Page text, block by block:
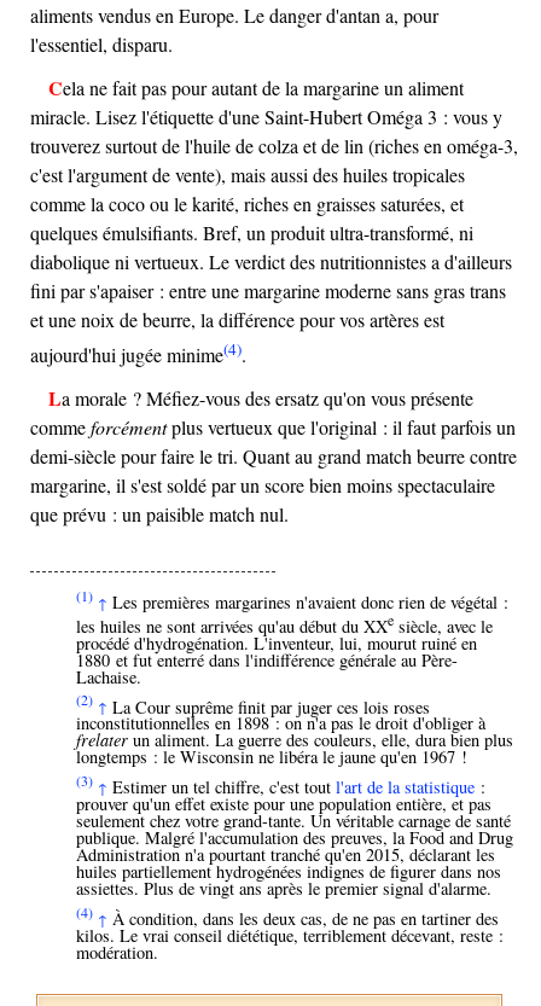
aliments vendus en Europe. Le danger d'antan a, pour
l'essentiel, disparu.
Cela ne fait pas pour autant de la margarine un aliment
miracle. Lisez l'étiquette d'une Saint-Hubert Oméga 3 : vous y
trouverez surtout de l'huile de colza et de lin (riches en oméga-3,
c'est l'argument de vente), mais aussi des huiles tropicales
comme la coco ou le karité, riches en graisses saturées, et
quelques émulsifiants. Bref, un produit ultra-transformé, ni
diabolique ni vertueux. Le verdict des nutritionnistes a d'ailleurs
fini par s'apaiser : entre une margarine moderne sans gras trans
et une noix de beurre, la différence pour vos artères est
aujourd'hui jugée minime(4).
La morale ? Méfiez-vous des ersatz qu'on vous présente
commeforcémentplus vertueux que l'original : il faut parfois un
demi-siècle pour faire le tri. Quant au grand match beurre contre
margarine, il s'est soldé par un score bien moins spectaculaire
que prévu : un paisible match nul.
(1) ↑ Les premières margarines n'avaient donc rien de végétal :
les huiles ne sont arrivées qu'au début du XXe siècle, avec le
procédé d'hydrogénation. L'inventeur, lui, mourut ruiné en
1880 et fut enterré dans l'indifférence générale au Père-
Lachaise.
(2) ↑ La Cour suprême finit par juger ces lois roses
inconstitutionnelles en 1898 : on n'a pas le droit d'obliger à
frelater un aliment. La guerre des couleurs, elle, dura bien plus
longtemps : le Wisconsin ne libéra le jaune qu'en 1967 !
(3) ↑ Estimer un tel chiffre, c'est tout l'art de la statistique :
prouver qu'un effet existe pour une population entière, et pas
seulement chez votre grand-tante. Un véritable carnage de santé
publique. Malgré l'accumulation des preuves, la Food and Drug
Administration n'a pourtant tranché qu'en 2015, déclarant les
huiles partiellement hydrogénées indignes de figurer dans nos
assiettes. Plus de vingt ans après le premier signal d'alarme.
(4) ↑ À condition, dans les deux cas, de ne pas en tartiner des
kilos. Le vrai conseil diététique, terriblement décevant, reste :
modération.